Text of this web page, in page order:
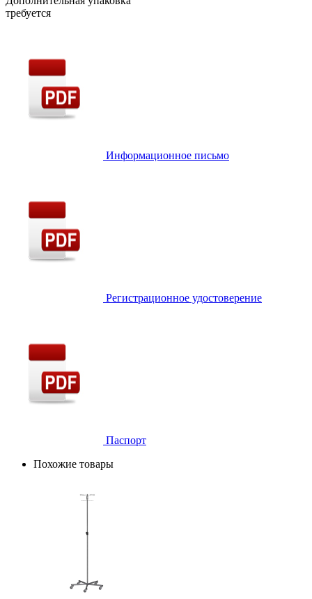
требуется
Информационное письмо
Регистрационное удостоверение
Паспорт
Похожие товары